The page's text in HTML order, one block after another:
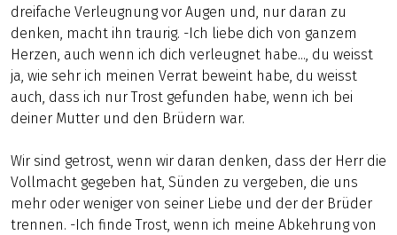
dreifache Verleugnung vor Augen und, nur daran zu
denken, macht ihn traurig. -Ich liebe dich von ganzem
Herzen, auch wenn ich dich verleugnet habe..., du weisst
ja, wie sehr ich meinen Verrat beweint habe, du weisst
auch, dass ich nur Trost gefunden habe, wenn ich bei
deiner Mutter und den Brüdern war.
Wir sind getrost, wenn wir daran denken, dass der Herr die
Vollmacht gegeben hat, Sünden zu vergeben, die uns
mehr oder weniger von seiner Liebe und der der Brüder
trennen. -Ich finde Trost, wenn ich meine Abkehrung von